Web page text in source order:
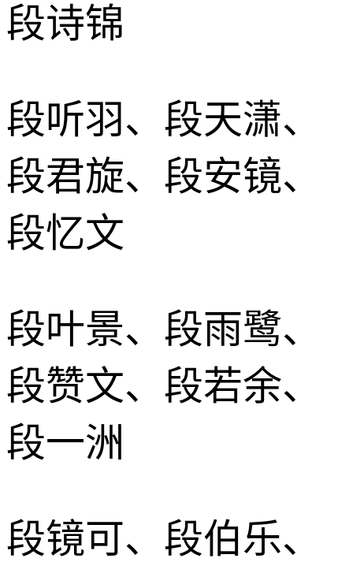
段诗锦
段听羽、段天潇、
段君旋、段安镜、
段忆文
段叶景、段雨鹭、
段赞文、段若余、
段一洲
段镜可、段伯乐、